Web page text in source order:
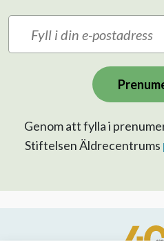
Genom att fylla i
Stiftelsen Äldrecentrums